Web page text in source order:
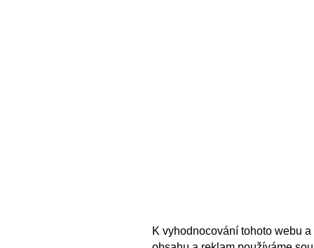
K vyhodnocování tohoto webu